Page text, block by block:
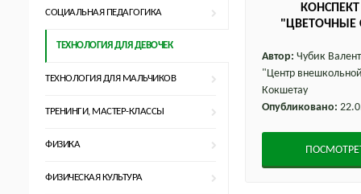
СОЦИАЛЬНАЯ ПЕДАГОГИКА
ТЕХНОЛОГИЯ ДЛЯ ДЕВОЧЕК
ТЕХНОЛОГИЯ ДЛЯ МАЛЬЧИКОВ
ТРЕНИНГИ, МАСТЕР-КЛАССЫ
ФИЗИКА
ФИЗИЧЕСКАЯ КУЛЬТУРА
"ЦВЕТОЧНЫЕ
Автор: Чубик
"Центр
Кокшетау
Опубликовано: